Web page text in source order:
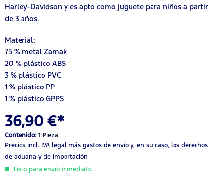
Harley-Davidson y es apto como juguete para niños a partir
de 3 años.
Material:
75 % metal Zamak
20 % plástico ABS
3 % plástico PVC
1 % plástico PP
1 % plástico GPPS
36,90 €*
Contenido: 1 Pieza
Precios incl. IVA legal más gastos de envío y, en su caso, los derechos
de aduana y de importación
Listo para envío inmediato.